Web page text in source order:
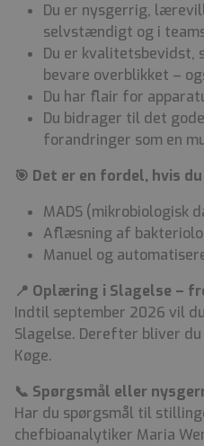
Du er nysgerrig,
selvstændigt og i
Du er
bevare overblikket –
Du har flair for
Du bidrager til det
forandringer som en
🎯 Det er en fordel, hvis
MADS (mikrobiologisk
Aflæsning af
Manuel og
📍 Oplæring i Slagelse –
Indtil september 2026 vil
Slagelse. Derefter bliver
Køge.
📞 Spørgsmål eller
Har du spørgsmål til
chefbioanalytiker Maria